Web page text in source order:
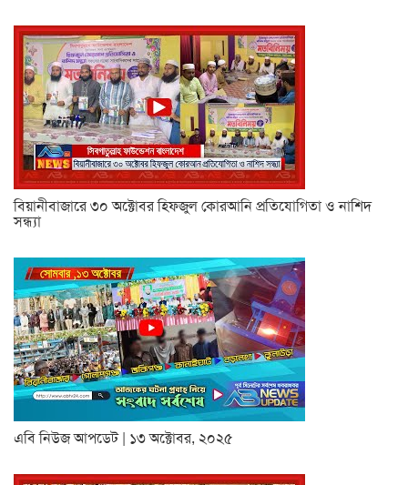
বিয়ানীবাজারে ৩০ অক্টোবর হিফজুল কোরআনি প্রতিযোগিতা ও নাশিদ
সন্ধ্যা
এবি নিউজ আপডেট | ১৩ অক্টোবর, ২০২৫